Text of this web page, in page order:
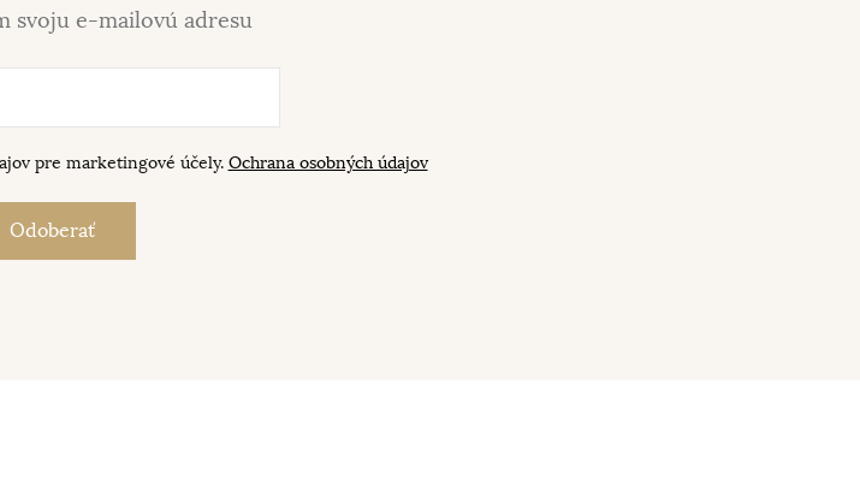
svoju e-mailovú adresu
pre marketingové účely. Ochrana osobných údajov